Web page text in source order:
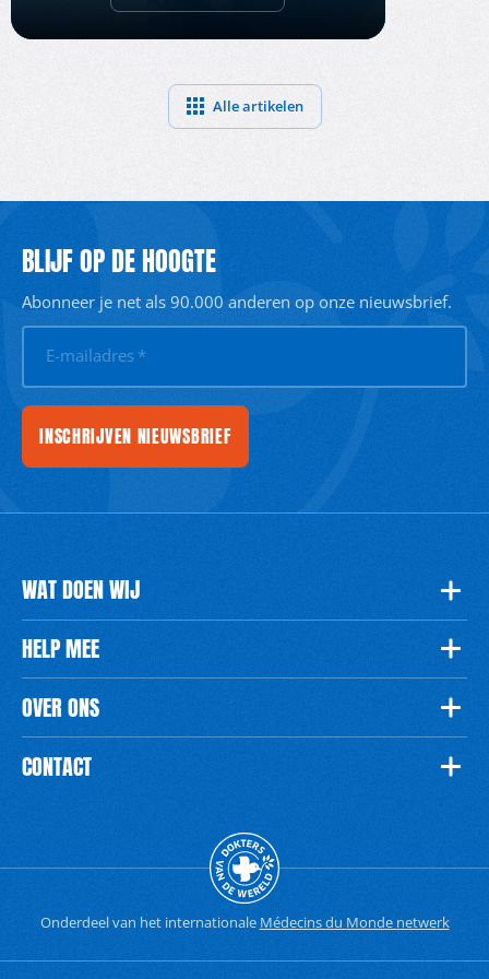
Alle artikelen
BLIJF OP DE HOOGTE
Abonneer je net als 90.000 anderen op onze nieuwsbrief.
E-mailadres *
INSCHRIJVEN NIEUWSBRIEF
WAT DOEN WIJ
HELP MEE
OVER ONS
CONTACT
Onderdeel van het internationale Médecins du Monde netwerk